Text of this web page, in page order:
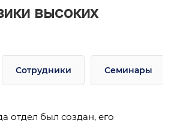
высоких
Сотрудники Семинары
отдел был создан, его